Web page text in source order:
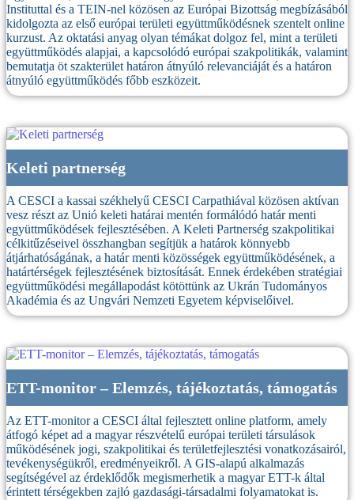
Instituttal és a TEIN-nel közösen az Európai Bizottság megbízásából
kidolgozta az első európai területi együttműködésnek szentelt online
kurzust. Az oktatási anyag olyan témákat dolgoz fel, mint a területi
együttműködés alapjai, a kapcsolódó európai szakpolitikák, valamint
bemutatja öt szakterület határon átnyúló relevanciáját és a határon
átnyúló együttműködés főbb eszközeit.
Keleti partnerség
A CESCI a kassai székhelyű CESCI Carpathiával közösen aktívan
vesz részt az Unió keleti határai mentén formálódó határ menti
együttműködések fejlesztésében. A Keleti Partnerség szakpolitikai
célkitűzéseivel összhangban segítjük a határok könnyebb
átjárhatóságának, a határ menti közösségek együttműködésének, a
határtérségek fejlesztésének biztosítását. Ennek érdekében stratégiai
együttműködési megállapodást kötöttünk az Ukrán Tudományos
Akadémia és az Ungvári Nemzeti Egyetem képviselőivel.
ETT-monitor – Elemzés, tájékoztatás, támogatás
Az ETT-monitor a CESCI által fejlesztett online platform, amely
átfogó képet ad a magyar részvételű európai területi társulások
működésének jogi, szakpolitikai és területfejlesztési vonatkozásairól,
tevékenységükről, eredményeikről. A GIS-alapú alkalmazás
segítségével az érdeklődők megismerhetik a magyar ETT-k által
érintett térségekben zajló gazdasági-társadalmi folyamatokat is.